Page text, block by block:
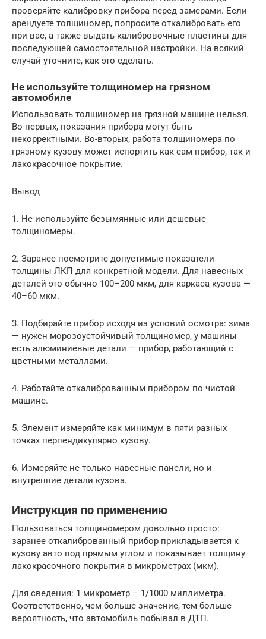
проверяйте калибровку прибора перед замерами. Если
арендуете толщиномер, попросите откалибровать его
при вас, а также выдать калибровочные пластины для
последующей самостоятельной настройки. На всякий
случай уточните, как это сделать.
Не используйте толщиномер на грязном
автомобиле
Использовать толщиномер на грязной машине нельзя.
Во-первых, показания прибора могут быть
некорректными. Во-вторых, работа толщиномера по
грязному кузову может испортить как сам прибор, так и
лакокрасочное покрытие.
Вывод
1. Не используйте безымянные или дешевые
толщиномеры.
2. Заранее посмотрите допустимые показатели
толщины ЛКП для конкретной модели. Для навесных
деталей это обычно 100–200 мкм, для каркаса кузова —
40–60 мкм.
3. Подбирайте прибор исходя из условий осмотра: зима
— нужен морозоустойчивый толщиномер, у машины
есть алюминиевые детали — прибор, работающий с
цветными металлами.
4. Работайте откалиброванным прибором по чистой
машине.
5. Элемент измеряйте как минимум в пяти разных
точках перпендикулярно кузову.
6. Измеряйте не только навесные панели, но и
внутренние детали кузова.
Инструкция по применению
Пользоваться толщиномером довольно просто:
заранее откалиброванный прибор прикладывается к
кузову авто под прямым углом и показывает толщину
лакокрасочного покрытия в микрометрах (мкм).
Для сведения: 1 микрометр – 1/1000 миллиметра.
Соответственно, чем больше значение, тем больше
вероятность, что автомобиль побывал в ДТП.